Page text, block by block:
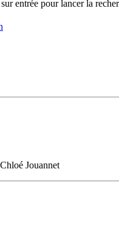
entrée pour lancer la
Jouannet